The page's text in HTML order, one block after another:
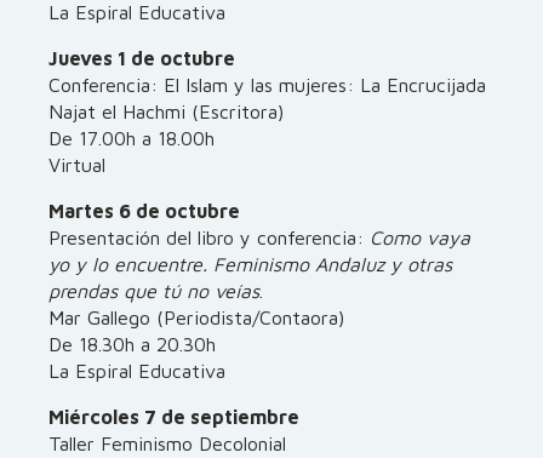
La Espiral Educativa
Jueves 1 de octubre
Conferencia: El Islam y las mujeres: La Encrucijada
Najat el Hachmi (Escritora)
De 17.00h a 18.00h
Virtual
Martes 6 de octubre
Presentación del libro y conferencia: Como vaya
yo y lo encuentre. Feminismo Andaluz y otras
prendas que tú no veías.
Mar Gallego (Periodista/Contaora)
De 18.30h a 20.30h
La Espiral Educativa
Miércoles 7 de septiembre
Taller Feminismo Decolonial